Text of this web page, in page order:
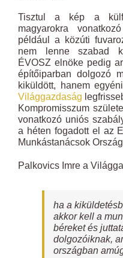
Tisztul a kép a
magyarokra
például a közúti
nem lenne szabad
ÉVOSZ elnöke pedig
építőiparban dolgozó
kiküldött, hanem
Világgazdaság
Kompromisszum
vonatkozó uniós
a héten fogadott el az
Munkástanácsok
Palkovics Imre a
ha a
akkor kell a
béreket és
dolgozóiknak,
országban